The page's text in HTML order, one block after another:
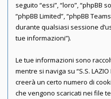
seguito “essi”, “loro”, “phpBB
“phpBB Limited”, “phpBB
durante qualsiasi sessione
tue informazioni”).
Le tue informazioni sono
mentre si naviga su “S.S.
creerà un certo numero di
che vengono scaricati nei file